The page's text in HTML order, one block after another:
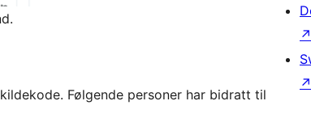
Følgende personer har bidratt til
↗
↗